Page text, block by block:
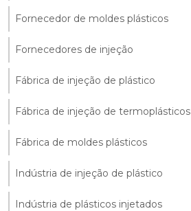
Fornecedor de moldes plásticos
Fornecedores de injeção
Fábrica de injeção de plástico
Fábrica de injeção de termoplásticos
Fábrica de moldes plásticos
Indústria de injeção de plástico
Indústria de plásticos injetados